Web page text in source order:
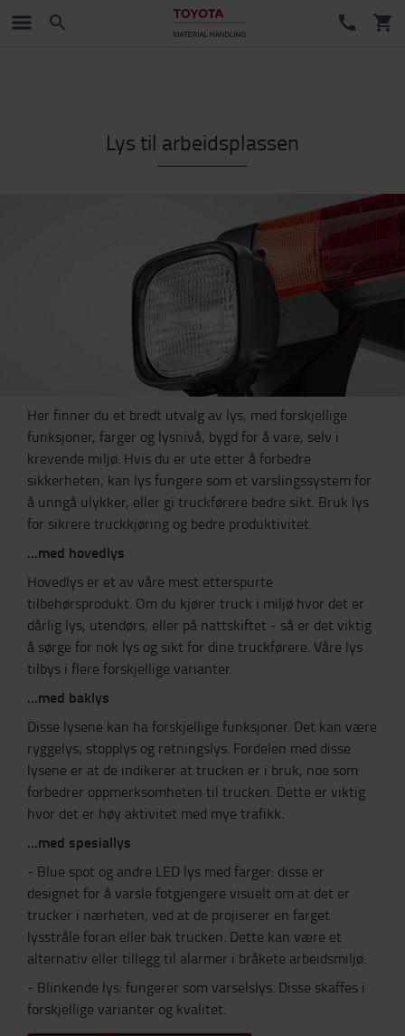
Lys til arbeidsplassen
Her finner du et bredt utvalg av lys, med forskjellige
funksjoner, farger og lysnivå, bygd for å vare, selv i
krevende miljø. Hvis du er ute etter å forbedre
sikkerheten, kan lys fungere som et varslingssystem for
å unngå ulykker, eller gi truckførere bedre sikt. Bruk lys
for sikrere truckkjøring og bedre produktivitet.
...med hovedlys
Hovedlys er et av våre mest etterspurte
tilbehørsprodukt. Om du kjører truck i miljø hvor det er
dårlig lys, utendørs, eller på nattskiftet - så er det viktig
å sørge for nok lys og sikt for dine truckførere. Våre lys
tilbys i flere forskjellige varianter.
...med baklys
Disse lysene kan ha forskjellige funksjoner. Det kan være
ryggelys, stopplys og retningslys. Fordelen med disse
lysene er at de indikerer at trucken er i bruk, noe som
forbedrer oppmerksomheten til trucken. Dette er viktig
hvor det er høy aktivitet med mye trafikk.
...med spesiallys
- Blue spot og andre LED lys med farger: disse er
designet for å varsle fotgjengere visuelt om at det er
trucker i nærheten, ved at de projiserer en farget
lysstråle foran eller bak trucken. Dette kan være et
alternativ eller tillegg til alarmer i bråkete arbeidsmiljø.
- Blinkende lys: fungerer som varselslys. Disse skaffes i
forskjellige varianter og kvalitet.